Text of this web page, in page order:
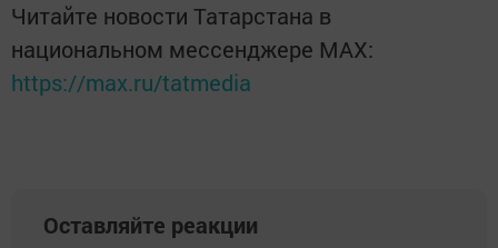
Читайте новости Татарстана в
национальном мессенджере MАХ:
https://max.ru/tatmedia
Оставляйте реакции